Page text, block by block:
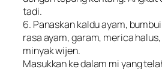
tadi.
6. Panaskan kaldu ayam,
rasa ayam, garam, merica
minyak wijen.
Masukkan ke dalam mi yang